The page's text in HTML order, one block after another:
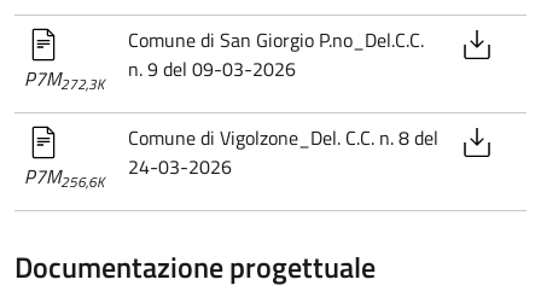
P7M272,3K
Comune di San Giorgio P.no_Del.C.C.
n. 9 del 09-03-2026
P7M256,6K
Comune di Vigolzone_Del. C.C. n. 8 del
24-03-2026
Documentazione progettuale